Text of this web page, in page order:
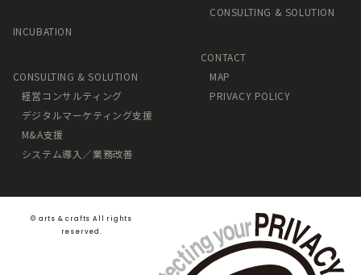
INCUBATION
CONSULTING & SOLUTION
経営コンサルティング
デジタルマーケティング支援
M&A支援
システム導入／業務改善
CONSULTING & SOLUTION
CONTACT
MAP
PRIVACY POLICY
©️ arts & crafts All rights
reserved.